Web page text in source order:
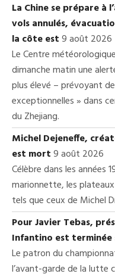
La Chine se prépare à
vols annulés,
la côte est9 août 2026
Le Centre
dimanche matin une
plus élevé – prévoyant
exceptionnelles » dans
du Zhejiang.
Michel Dejeneffe,
est mort9 août 2026
Célèbre dans les années
marionnette, les
tels que ceux de Michel
Pour Javier Tebas,
Infantino est terminée
Le patron du
l’avant-garde de la lutte